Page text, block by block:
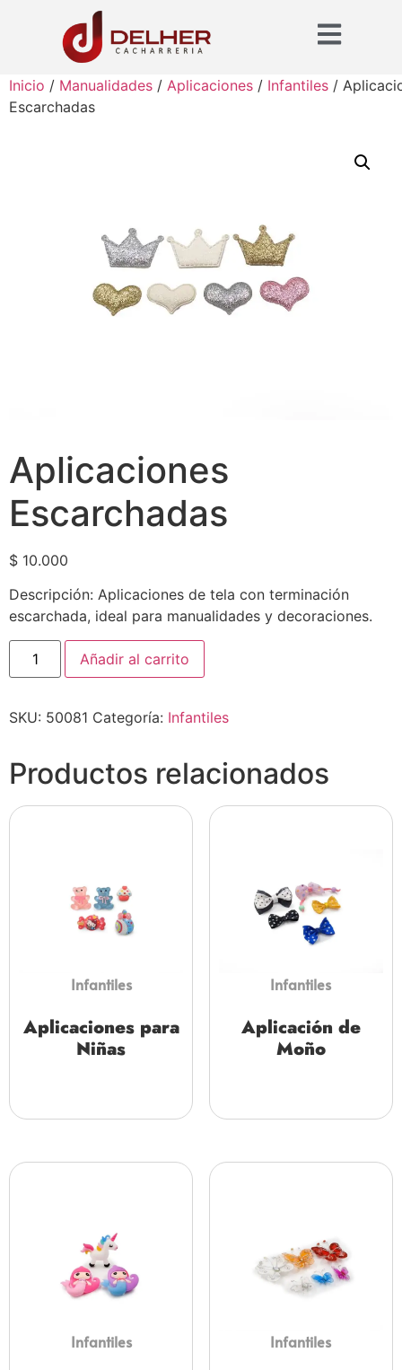
Inicio / Manualidades / Aplicaciones / Infantiles /
Escarchadas
Aplicaciones
Escarchadas
$ 10.000
Descripción: Aplicaciones de tela con terminación
escarchada, ideal para manualidades y decoraciones.
Añadir al carrito
SKU: 50081 Categoría: Infantiles
Productos relacionados
Infantiles
Aplicaciones para
Niñas
Infantiles
Aplicación de
Moño
Infantiles Infantiles